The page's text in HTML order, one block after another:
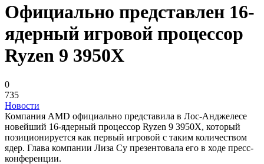
Официально представлен 16-
ядерный игровой процессор
Ryzen 9 3950X
0
735
Новости
Компания AMD официально представила в Лос-Анджелесе
новейший 16-ядерный процессор Ryzen 9 3950X, который
позиционируется как первый игровой с таким количеством
ядер. Глава компании Лиза Су презентовала его в ходе пресс-
конференции.